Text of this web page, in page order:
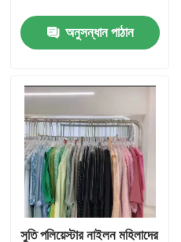
মান নিয়ন্ত্রণ
যোগাযোগ করুন
উদ্ধৃতির জন্য আবেদন
ব্যবহৃত ফ্যাশন পোশাক
প্রাথমিক শিশুদের পোশাক
অনুসন্ধান পাঠান
সুতি পলিয়েস্টার নাইলন মহিলাদের